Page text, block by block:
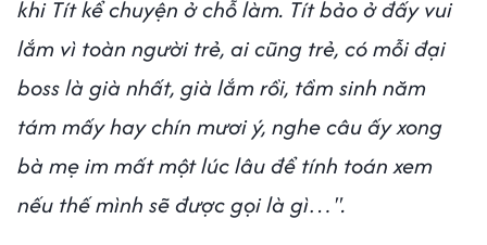
khi Tít kể chuyện ở chỗ làm. Tít bảo ở đấy vui
lắm vì toàn người trẻ, ai cũng trẻ, có mỗi đại
boss là già nhất, già lắm rồi, tầm sinh năm
tám mấy hay chín mươi ý, nghe câu ấy xong
bà mẹ im mất một lúc lâu để tính toán xem
nếu thế mình sẽ được gọi là gì…".